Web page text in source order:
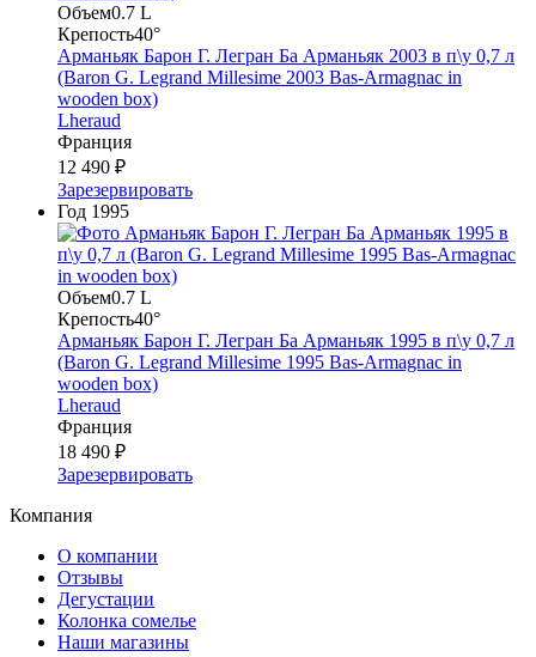
Объем0.7 L
Крепость40°
Арманьяк Барон Г. Легран Ба Арманьяк 2003 в п\у 0,7 л
(Baron G. Legrand Millesime 2003 Bas-Armagnac in
wooden box)
Lheraud
Франция
12 490 ₽
Зарезервировать
Год 1995
Объем0.7 L
Крепость40°
Арманьяк Барон Г. Легран Ба Арманьяк 1995 в п\у 0,7 л
(Baron G. Legrand Millesime 1995 Bas-Armagnac in
wooden box)
Lheraud
Франция
18 490 ₽
Зарезервировать
Компания
О компании
Отзывы
Дегустации
Колонка сомелье
Наши магазины